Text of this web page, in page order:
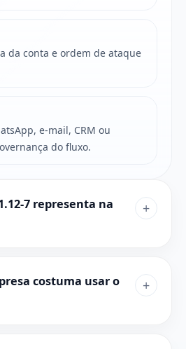
da conta e ordem de ataque
e-mail, CRM ou
do fluxo.
7 representa na
+
costuma usar o
+